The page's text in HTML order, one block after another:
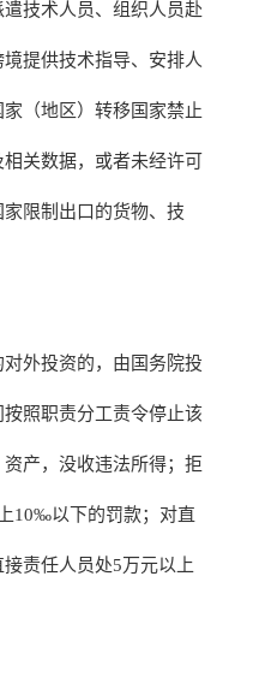
技术人员、组织人员赴
提供技术指导、安排人
（地区）转移国家禁止
关数据，或者未经许可
限制出口的货物、技
外投资的，由国务院投
照职责分工责令停止该
产，没收违法所得；拒
10‰以下的罚款；对直
责任人员处5万元以上